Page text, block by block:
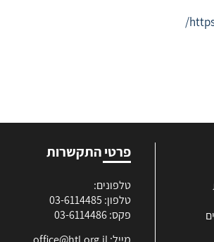
/
פרטי התקשרות
טלפונים:
טלפון: 03-6114485
פקס: 03-6114486